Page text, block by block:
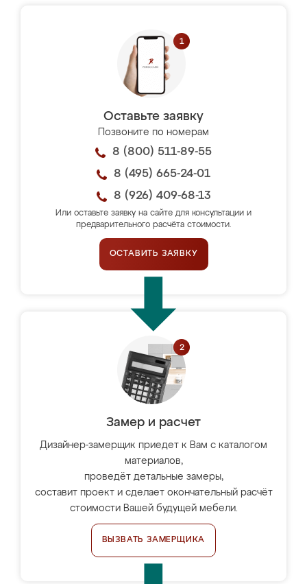
Оставьте заявку
Позвоните по номерам
8 (800) 511-89-55
8 (495) 665-24-01
8 (926) 409-68-13
Или оставьте заявку на сайте для консультации и
предварительного расчёта стоимости.
ОСТАВИТЬ ЗАЯВКУ
Замер и расчет
Дизайнер-замерщик приедет к Вам с каталогом
материалов,
проведёт детальные замеры,
составит проект и сделает окончательный расчёт
стоимости Вашей будущей мебели.
ВЫЗВАТЬ ЗАМЕРЩИКА